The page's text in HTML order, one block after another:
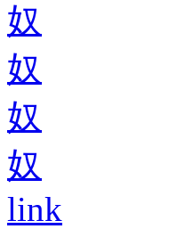
奴
奴
奴
奴
link